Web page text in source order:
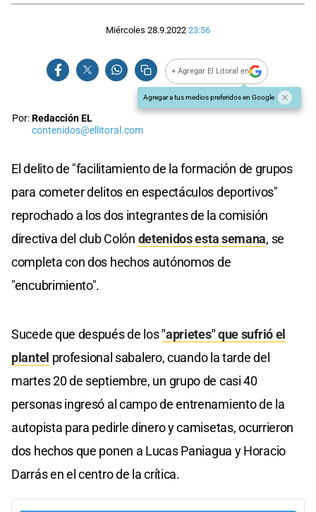
Miércoles 28.9.2022 23:56
+ Agregar El Litoral en
Agregar a tus medios preferidos en Google
Por:Redacción EL
contenidos@ellitoral.com
El delito de "facilitamiento de la formación de grupos
para cometer delitos en espectáculos deportivos"
reprochado a los dos integrantes de la comisión
directiva del club Colón detenidos esta semana, se
completa con dos hechos autónomos de
"encubrimiento".
Sucede que después de los"aprietes" que sufrió el
plantel profesional sabalero, cuando la tarde del
martes 20 de septiembre, un grupo de casi 40
personas ingresó al campo de entrenamiento de la
autopista para pedirle dinero y camisetas, ocurrieron
dos hechos que ponen a Lucas Paniagua y Horacio
Darrás en el centro de la crítica.